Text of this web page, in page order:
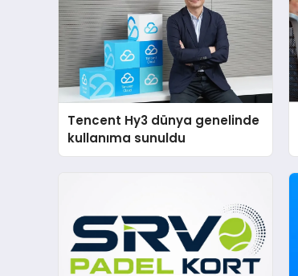
Tencent Hy3 dünya genelinde
kullanıma sunuldu